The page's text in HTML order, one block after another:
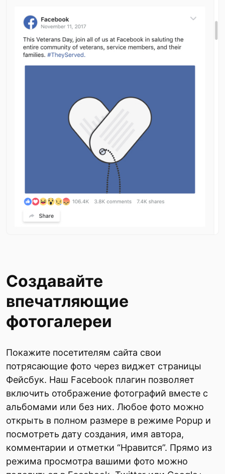
Создавайте
впечатляющие
фотогалереи
Покажите посетителям сайта свои
потрясающие фото через виджет страницы
Фейсбук. Наш Facebook плагин позволяет
включить отображение фотографий вместе с
альбомами или без них. Любое фото можно
открыть в полном размере в режиме Popup и
посмотреть дату создания, имя автора,
комментарии и отметки “Нравится”. Прямо из
режима просмотра вашими фото можно